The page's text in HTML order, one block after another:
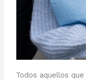
Todos aquellos